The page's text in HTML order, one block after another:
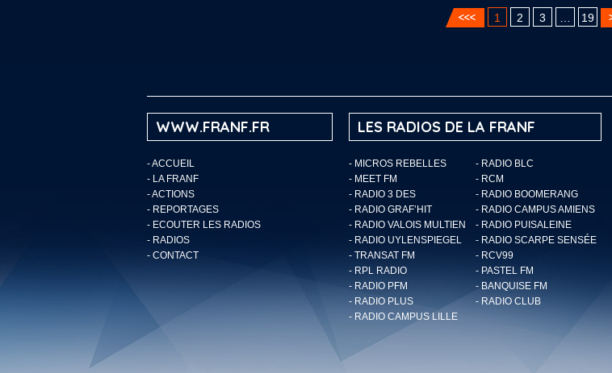
1 2 3 19
WWW.FRANF.FR
-ACCUEIL
- LA FRANF
-ACTIONS
- REPORTAGES
- ECOUTER LES RADIOS
- RADIOS
- CONTACT
LES RADIOS DE LA FRANF
- MICROS REBELLES
- RADIO BLC
- MEET FM
- RCM
- RADIO 3 DES
- RADIO BOOMERANG
- RADIO GRAF’HIT
- RADIO CAMPUS AMIENS
- RADIO VALOIS MULTIEN
- RADIO PUISALEINE
- RADIO UYLENSPIEGEL
- RADIO SCARPE SENSÉE
- TRANSAT FM
- RCV99
- RPL RADIO
- PASTEL FM
- RADIO PFM
- BANQUISE FM
- RADIO PLUS
- RADIO CLUB
- RADIO CAMPUS LILLE